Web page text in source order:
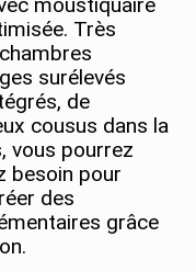
moustiquaire
Très
surélevés
de
cousus dans la
vous pourrez
besoin pour
des
grâce